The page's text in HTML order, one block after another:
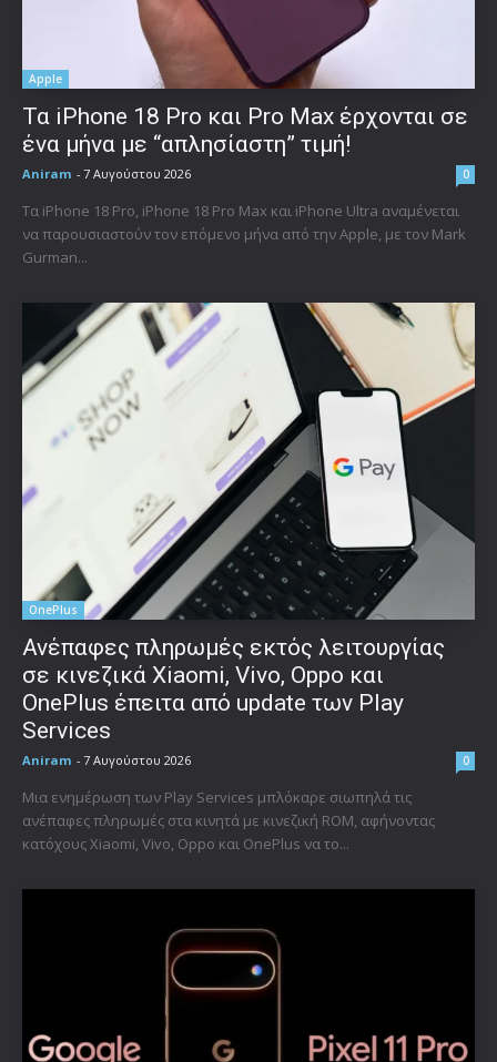
Apple
Τα iPhone 18 Pro και Pro Max έρχονται σε
ένα μήνα με “απλησίαστη” τιμή!
Aniram - 7 Αυγούστου 2026 0
Τα iPhone 18 Pro, iPhone 18 Pro Max και iPhone Ultra αναμένεται
να παρουσιαστούν τον επόμενο μήνα από την Apple, με τον Mark
Gurman...
OnePlus
Ανέπαφες πληρωμές εκτός λειτουργίας
σε κινεζικά Xiaomi, Vivo, Oppo και
OnePlus έπειτα από update των Play
Services
Aniram - 7 Αυγούστου 2026 0
Μια ενημέρωση των Play Services μπλόκαρε σιωπηλά τις
ανέπαφες πληρωμές στα κινητά με κινεζική ROM, αφήνοντας
κατόχους Xiaomi, Vivo, Oppo και OnePlus να το...